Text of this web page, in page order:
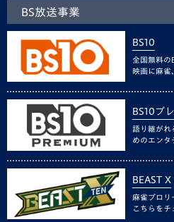
BS放送事業
BS10
全国無料の
映画に麻雀
BS10プ
語り継がれ
めのエンタ
BEAST X
麻雀プロリ
こちらをチ